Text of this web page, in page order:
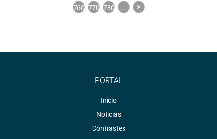
760 770 780 ...
PORTAL
Inicio
Noticias
Contrastes